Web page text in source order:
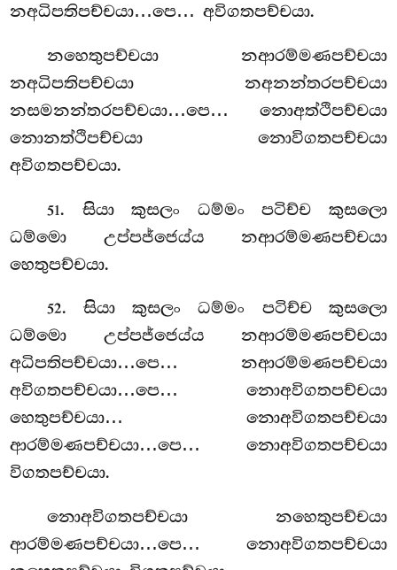
නඅධිපතිපච්චයා…පෙ… අවිගතපච්චයා.
නහෙතුපච්චයා නආරම්මණපච්චයා
නඅධිපතිපච්චයා නඅනන්තරපච්චයා
නසමනන්තරපච්චයා…පෙ… නොඅත්ථිපච්චයා
නොනත්ථිපච්චයා නොවිගතපච්චයා
අවිගතපච්චයා.
51. සියා කුසලං ධම්මං පටිච්ච කුසලො
ධම්මො උප්පජ්ජෙය්ය නආරම්මණපච්චයා
හෙතුපච්චයා.
52. සියා කුසලං ධම්මං පටිච්ච කුසලො
ධම්මො උප්පජ්ජෙය්ය නආරම්මණපච්චයා
අධිපතිපච්චයා…පෙ… නආරම්මණපච්චයා
අවිගතපච්චයා…පෙ… නොඅවිගතපච්චයා
හෙතුපච්චයා… නොඅවිගතපච්චයා
ආරම්මණපච්චයා…පෙ… නොඅවිගතපච්චයා
විගතපච්චයා.
නොඅවිගතපච්චයා නහෙතුපච්චයා
ආරම්මණපච්චයා…පෙ… නොඅවිගතපච්චයා